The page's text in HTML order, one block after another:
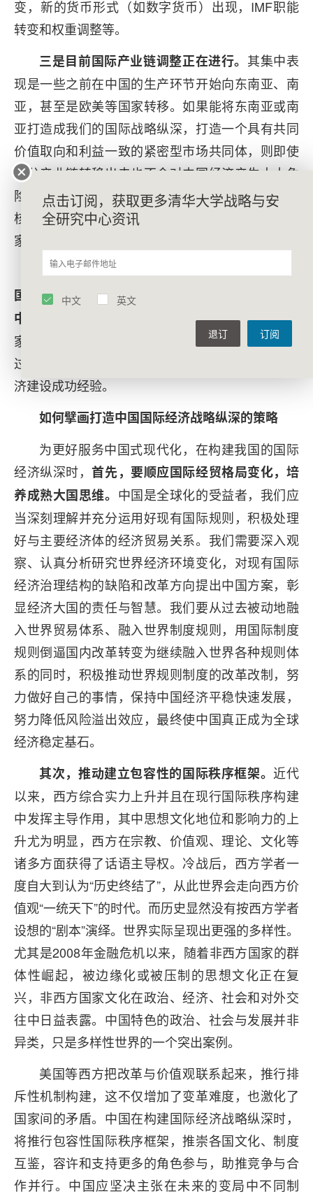
变，新的货币形式（如数字货币）出现，IMF职能
转变和权重调整等。
三是目前国际产业链调整正在进行。 其集中表
现是一些之前在中国的生产环节开始向东南亚、南
亚，甚至是欧美等国家转移。如果能将东南亚或南
亚打造成我们的国际战略纵深，打造一个具有共同
价值取向和利益一致的紧密型市场共同体，则即使
部分产业链转移出去也不会对中国经济产生太大危
险。例如以美加墨为主体的北美市场，以英德法为
核心的欧盟区市场，都没有威胁到美国和欧盟的国
家安全。
四是新冠疫情暴发后，中国积极对广大发展中
国家提供防疫援助，通过“疫苗外交”赢得广大发展
中国家高度认可。
中国经济模式成为广大发展中国
家推崇的模式，越来越多的发展中国家政府官员通
过北京大学南南合作与发展学院等途径学习中国经
济建设成功经验。
如何擘画打造中国国际经济战略纵深的策略
为更好服务中国式现代化，在构建我国的国际
经济纵深时，首先，要顺应国际经贸格局变化，培
养成熟大国思维。 中国是全球化的受益者，我们应
当深刻理解并充分运用好现有国际规则，积极处理
好与主要经济体的经济贸易关系。我们需要深入观
察、认真分析研究世界经济环境变化，对现有国际
经济治理结构的缺陷和改革方向提出中国方案，彰
显经济大国的责任与智慧。我们要从过去被动地融
入世界贸易体系、融入世界制度规则，用国际制度
规则倒逼国内改革转变为继续融入世界各种规则体
系的同时，积极推动世界规则制度的改革改制，努
力做好自己的事情，保持中国经济平稳快速发展，
努力降低风险溢出效应，最终使中国真正成为全球
经济稳定基石。
其次，推动建立包容性的国际秩序框架。近代
以来，西方综合实力上升并且在现行国际秩序构建
中发挥主导作用，其中思想文化地位和影响力的上
升尤为明显，西方在宗教、价值观、理论、文化等
诸多方面获得了话语主导权。冷战后，西方学者一
度自大到认为“历史终结了”，从此世界会走向西方价
值观“一统天下”的时代。而历史显然没有按西方学者
设想的“剧本”演绎。世界实际呈现出更强的多样性。
尤其是2008年金融危机以来，随着非西方国家的群
体性崛起，被边缘化或被压制的思想文化正在复
兴，非西方国家文化在政治、经济、社会和对外交
往中日益表露。中国特色的政治、社会与发展并非
异类，只是多样性世界的一个突出案例。
美国等西方把改革与价值观联系起来，推行排
斥性机制构建，这不仅增加了变革难度，也激化了
国家间的矛盾。中国在构建国际经济战略纵深时，
将推行包容性国际秩序框架，推崇各国文化、制度
互鉴，容许和支持更多的角色参与，助推竞争与合
作并行。中国应坚决主张在未来的变局中不同制
点击订阅，获取更多清华大学战略与安
全研究中心资讯
中文 英文
订阅
退订